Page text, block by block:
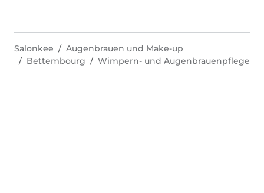
Salonkee
Augenbrauen und Make-up
Bettembourg
Wimpern- und Augenbrauenpflege